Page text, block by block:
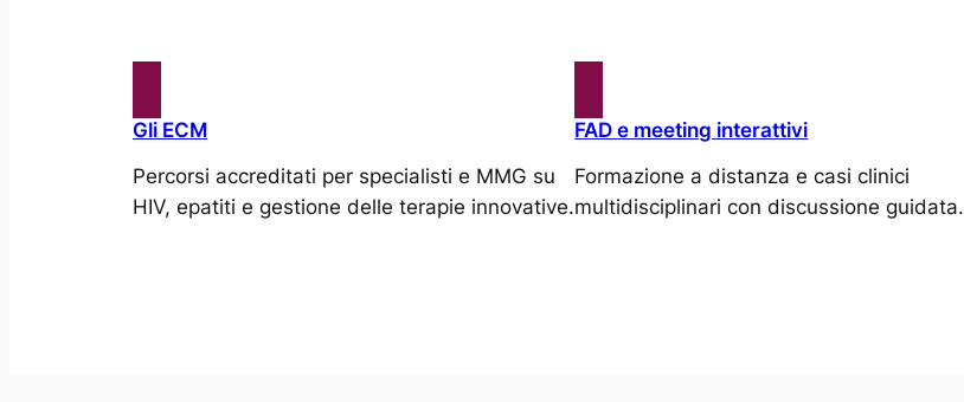
Gli ECM
Percorsi accreditati per specialisti e MMG su
HIV, epatiti e gestione delle terapie innovative.
FAD e meeting interattivi
Formazione a distanza e casi clinici
multidisciplinari con discussione guidata.